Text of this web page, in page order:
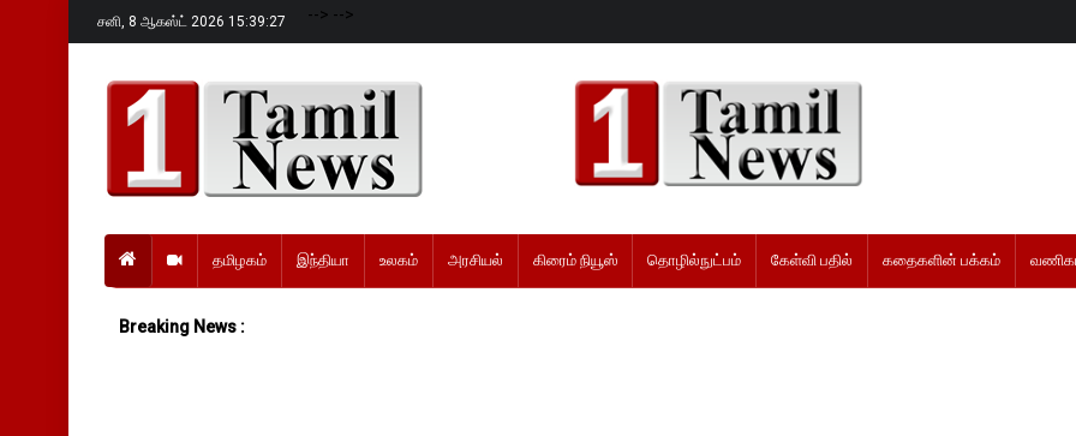
சனி, 8 ஆகஸ்ட் 2026 15:39:28 --> -->
தமிழகம் இந்தியா உலகம் அரசியல் கிரைம் நியூஸ் தொழில்நுட்பம் கேள்வி பதில் கதைகளின் பக்கம்
Breaking News :